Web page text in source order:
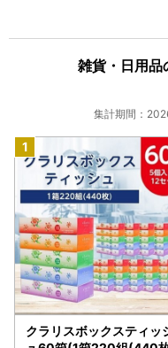
雑貨・日用品
集計期間：
クラリスボックスティッ